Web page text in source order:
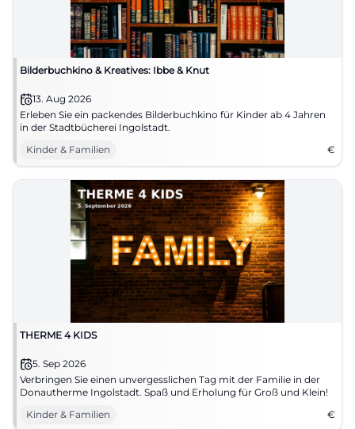
Bilderbuchkino & Kreatives: Ibbe & Knut
13. Aug 2026
Erleben Sie ein packendes Bilderbuchkino für Kinder ab 4 Jahren
in der Stadtbücherei Ingolstadt.
Kinder & Familien
€
THERME 4 KIDS
5. Sep 2026
Verbringen Sie einen unvergesslichen Tag mit der Familie in der
Donautherme Ingolstadt. Spaß und Erholung für Groß und Klein!
Kinder & Familien
€